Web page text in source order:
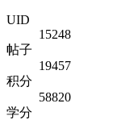
UID
15248
帖子
19457
积分
58820
学分